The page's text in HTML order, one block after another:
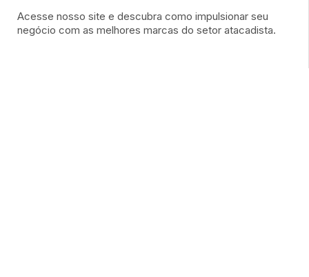
Acesse nosso site e descubra como impulsionar seu
negócio com as melhores marcas do setor atacadista.